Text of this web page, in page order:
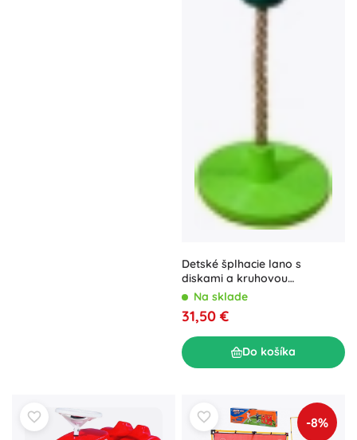
Detské šplhacie lano s
diskami a kruhovou
hojdačkou 2Kids Toys
Na sklade
31,50 €
Do košíka
-8%